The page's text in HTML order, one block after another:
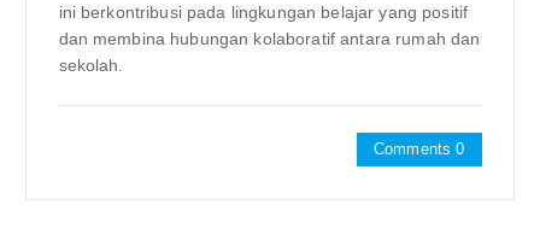
ini berkontribusi pada lingkungan belajar yang positif
dan membina hubungan kolaboratif antara rumah dan
sekolah.
Comments 0